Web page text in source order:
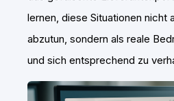
lernen, diese Situationen nicht
abzutun, sondern als reale
und sich entsprechend zu